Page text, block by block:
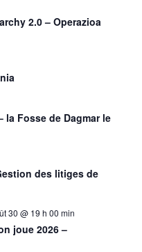
2.0 – Operazioa
la Fosse de Dagmar le
des litiges de
30 @ 19 h 00 min
joue 2026 –